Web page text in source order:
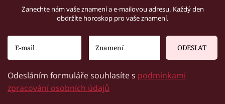
Zanechte nám vaše znamení a e-mailovou adresu. Každý den
obdržíte horoskop pro vaše znamení.
ODESLAT
Odesláním formuláře souhlasíte s podmínkami
zpracování osobních údajů